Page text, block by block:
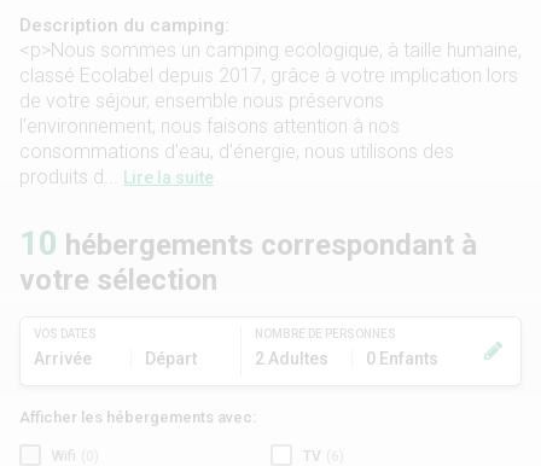
Description du camping:
<p>Nous sommes un camping ecologique, à taille humaine,
classé Ecolabel depuis 2017, grâce à votre implication lors
de votre séjour, ensemble nous préservons
l'environnement, nous faisons attention à nos
consommations d'eau, d'énergie, nous utilisons des
produits d...
Lire la suite
VOS DATES
Arrivée Départ
NOMBRE DE PERSONNES
2 Adultes 0 Enfants
10 hébergements correspondant à
votre sélection
Afficher les hébergements avec:
Wifi TV